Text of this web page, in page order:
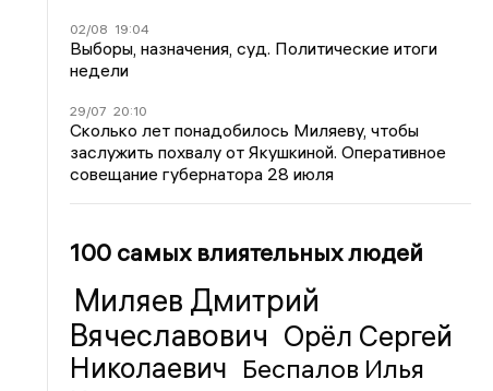
02/08 19:04
Выборы, назначения, суд. Политические итоги
недели
29/07 20:10
Сколько лет понадобилось Миляеву, чтобы
заслужить похвалу от Якушкиной. Оперативное
совещание губернатора 28 июля
100 самых влиятельных людей
Миляев Дмитрий
Вячеславович Орёл Сергей
Николаевич Беспалов Илья